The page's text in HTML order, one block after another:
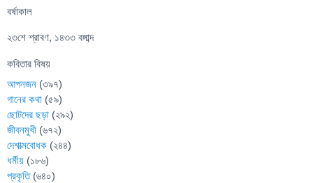
বর্ষাকাল
২৩শে শ্রাবণ, ১৪৩৩ বঙ্গাব্দ
কবিতার বিষয়
আপনজন (৩৯৭)
গানের কথা (৫৯)
ছোটদের ছড়া (২৯২)
জীবনমুখী (৬৭২)
দেশাত্মবোধক (২৪৪)
ধর্মীয় (১৮৬)
প্রকৃতি(৬৪০)